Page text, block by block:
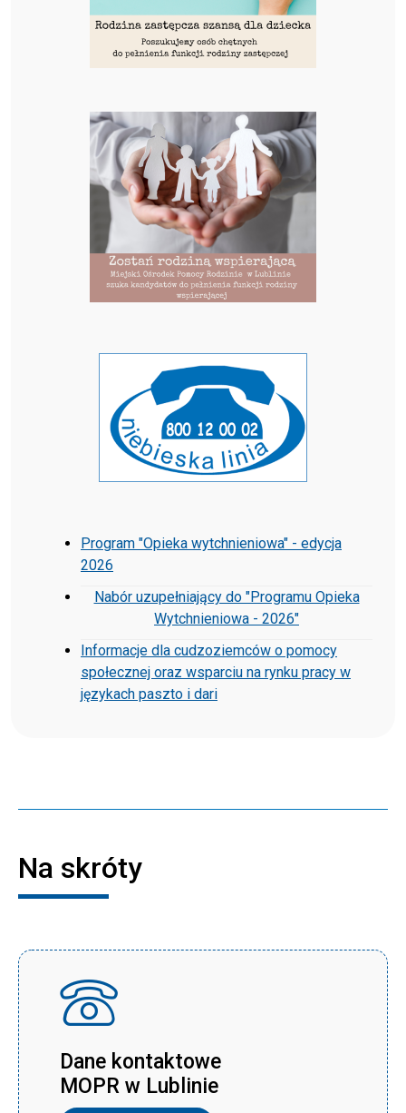
Program "Opieka wytchnieniowa" - edycja
2026
Nabór uzupełniający do "Programu Opieka
Wytchnieniowa - 2026"
Informacje dla cudzoziemców o pomocy
społecznej oraz wsparciu na rynku pracy w
językach paszto i dari
Na skróty
Dane kontaktowe
MOPR w Lublinie